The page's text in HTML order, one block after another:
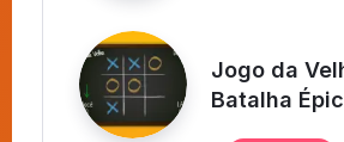
Jogo da
Batalha